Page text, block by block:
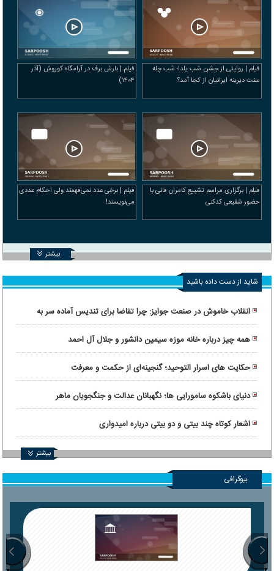
فیلم | روایتی از جشن شب یلدا؛ شب چله
سنت دیرینه ایرانیان از کجا آمد؟
فیلم | بارش برف در آرامگاه کوروش (آذر
۱۴۰۴)
فیلم | برگزاری مراسم تشییع کامران فانی با
حضور شفیعی کدکنی
فیلم | برخی عدد نمی‌فهمند ولی احکام عددی
می‌نویسند!
بیشتر
شاید از دست داده باشید
انقلاب خاموش در صنعت جوایز: چرا تقاضا برای تندیس آماده سر به
فلک کشیده است؟
همه چیز درباره خانه موزه سیمین دانشور و جلال آل احمد
حکایت های اسرار التوحید؛ گنجینه‌ای از حکمت و معرفت
دنیای باشکوه سامورایی ها؛ نگهبانان عدالت و جنگجویان ماهر
اشعار کوتاه چند بیتی و دو بیتی درباره امیدواری
بیشتر
بیوگرافی